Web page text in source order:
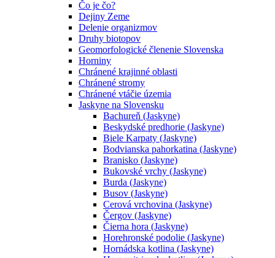
Čo je čo?
Dejiny Zeme
Delenie organizmov
Druhy biotopov
Geomorfologické členenie Slovenska
Horniny
Chránené krajinné oblasti
Chránené stromy
Chránené vtáčie územia
Jaskyne na Slovensku
Bachureň (Jaskyne)
Beskydské predhorie (Jaskyne)
Biele Karpaty (Jaskyne)
Bodvianska pahorkatina (Jaskyne)
Branisko (Jaskyne)
Bukovské vrchy (Jaskyne)
Burda (Jaskyne)
Busov (Jaskyne)
Cerová vrchovina (Jaskyne)
Čergov (Jaskyne)
Čierna hora (Jaskyne)
Horehronské podolie (Jaskyne)
Hornádska kotlina (Jaskyne)